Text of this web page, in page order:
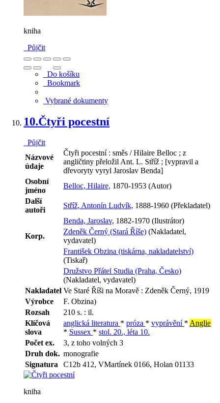
kniha
Půjčit
Do košíku
Bookmark
Vybrané dokumenty
10.Čtyři pocestní
Půjčit
Názvové
údaje
Čtyři pocestní : směs / Hilaire Belloc ; z
angličtiny přeložil Ant. L. Stříž ; [vypravil a
dřevoryty vyryl Jaroslav Benda]
Osobní
jméno
Belloc, Hilaire, 1870-1953 (Autor)
Další
autoři
Stříž, Antonín Ludvík, 1888-1960 (Překladatel)
Benda, Jaroslav, 1882-1970 (Ilustrátor)
Korp.
Zdeněk Černý (Stará Říše) (Nakladatel,
vydavatel)
František Obzina (tiskárna, nakladatelství)
(Tiskař)
Družstvo Přátel Studia (Praha, Česko)
(Nakladatel, vydavatel)
Nakladatel Ve Staré Říši na Moravě : Zdeněk Černý, 1919
Výrobce
F. Obzina)
Rozsah
210 s. : il.
Klíčová
slova
anglická literatura * próza * vyprávění * Anglie
* Sussex * stol. 20., léta 10.
Počet ex.
3, z toho volných 3
Druh dok. monografie
Signatura
C12b 412, VMartínek 0166, Holan 01133
kniha